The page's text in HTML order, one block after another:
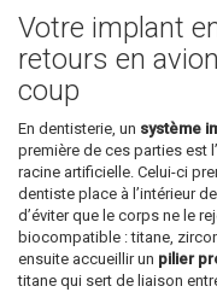
Votre implant
retours en
coup
En dentisterie, un système
première de ces parties est
racine artificielle. Celui-ci
dentiste place à l’intérieur
d’éviter que le corps ne le
biocompatible : titane,
ensuite accueillir un pilier
titane qui sert de liaison